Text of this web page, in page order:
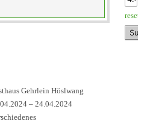
reset
Gehrlein Höslwang
– 24.04.2024